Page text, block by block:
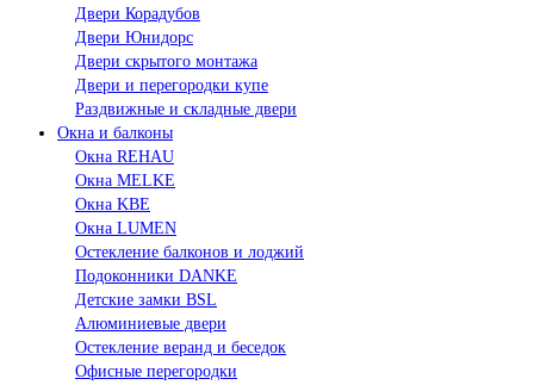
Двери Корадубов
Двери Юнидорс
Двери скрытого монтажа
Двери и перегородки купе
Раздвижные и складные двери
Окна и балконы
Окна REHAU
Окна MELKE
Окна KBE
Окна LUMEN
Остекление балконов и лоджий
Подоконники DANKE
Детские замки BSL
Алюминиевые двери
Остекление веранд и беседок
Офисные перегородки